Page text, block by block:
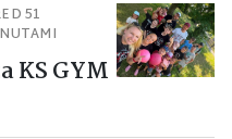
51
KS GYM